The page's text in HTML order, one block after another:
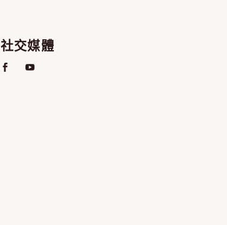
社交媒體